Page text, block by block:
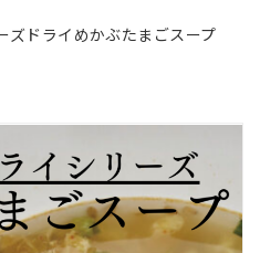
ズドライめかぶたまごスープ